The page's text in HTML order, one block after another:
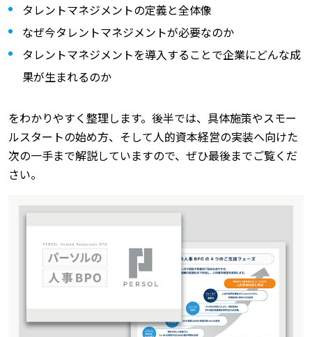
タレントマネジメントの定義と全体像
なぜ今タレントマネジメントが必要なのか
タレントマネジメントを導入することで企業にどんな成
果が生まれるのか
をわかりやすく整理します。後半では、具体施策やスモー
ルスタートの始め方、そして人的資本経営の実装へ向けた
次の一手まで解説していますので、ぜひ最後までご覧くだ
さい。